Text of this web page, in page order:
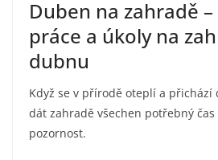
Duben na zahradě –
práce a úkoly na
dubnu
Když se v přírodě oteplí a přichází
dát zahradě všechen potřebný čas
pozornost.